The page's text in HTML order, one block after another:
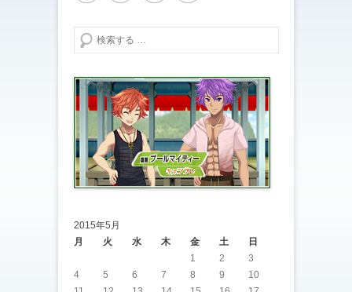
検索する
2015年5月
月
火 水 木 金 土
日
1
2
3
4
5 6 7 8 9
10